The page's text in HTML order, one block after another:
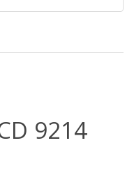
9214